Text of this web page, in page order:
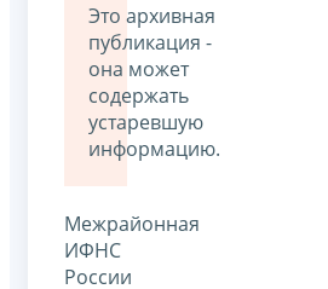
Это архивная
публикация -
она может
содержать
устаревшую
информацию.
Межрайонная
ИФНС
России